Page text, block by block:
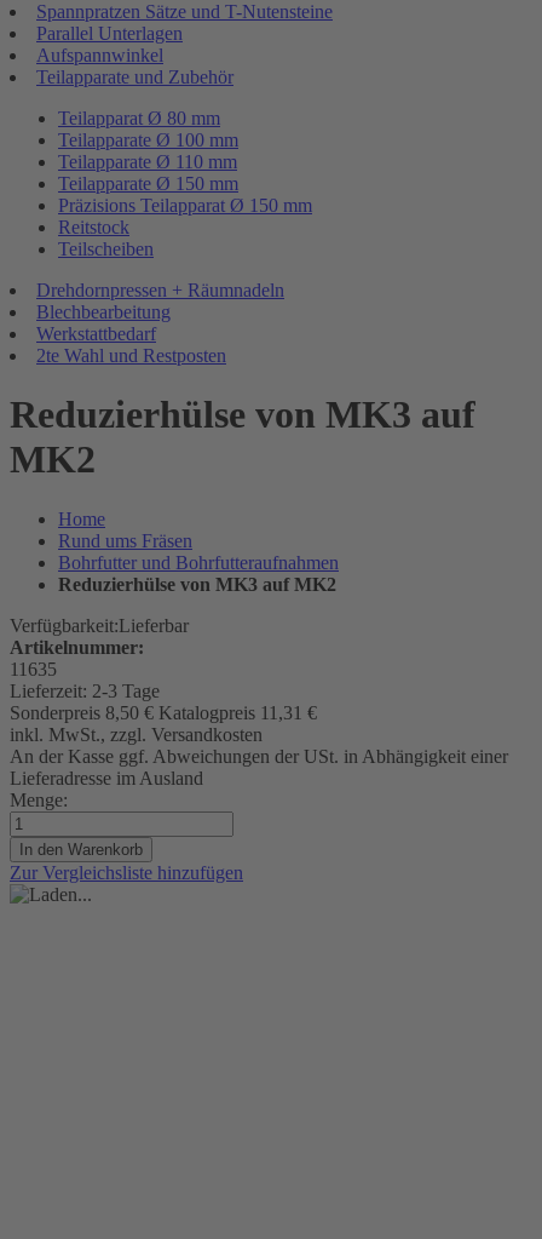
Spannpratzen Sätze und T-Nutensteine
Parallel Unterlagen
Aufspannwinkel
Teilapparate und Zubehör
Teilapparat Ø 80 mm
Teilapparate Ø 100 mm
Teilapparate Ø 110 mm
Teilapparate Ø 150 mm
Präzisions Teilapparat Ø 150 mm
Reitstock
Teilscheiben
Drehdornpressen + Räumnadeln
Blechbearbeitung
Werkstattbedarf
2te Wahl und Restposten
Reduzierhülse von MK3 auf
MK2
Home
Rund ums Fräsen
Bohrfutter und Bohrfutteraufnahmen
Reduzierhülse von MK3 auf MK2
Verfügbarkeit:Lieferbar
Artikelnummer:
11635
Lieferzeit: 2-3 Tage
Sonderpreis 8,50 € Katalogpreis 11,31 €
inkl. MwSt., zzgl. Versandkosten
An der Kasse ggf. Abweichungen der USt. in Abhängigkeit einer
Lieferadresse im Ausland
Menge:
In den Warenkorb
Zur Vergleichsliste hinzufügen